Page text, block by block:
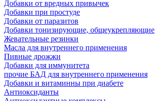
Добавки от вредных привычек
Добавки при простуде
Добавки от паразитов
Добавки тонизирующие, общеукрепляющие
Жевательные резинки
Масла для внутреннего применения
Пивные дрожжи
Добавки для иммунитета
прочие БАД для внутреннего применения
Добавки и витаминны при диабете
Антиоксиданты